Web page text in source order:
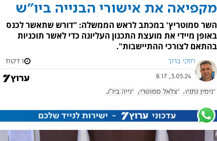
מקפיאה את אישורי הבנייה ביו"ש
השר סמוטריץ' במכתב לראש הממשלה: "דורש שתאשר לכנס
באופן מיידי את מועצת התכנון העליונה כדי לאשר תוכניות
בהתאם לצורכי ההתיישבות".
חזקי ברוך 1 דקות
3.05.24, 8:17
בנימין נתניהו בצלאל סמוטריץ' בנייה ביו"ש